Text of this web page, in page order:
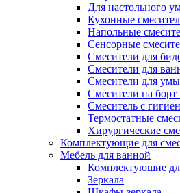
Для настольного
Кухонные
Напольные
Сенсорные
Смесители для
Смесители для
Смесители для
Смесители на
Смеситель с
Термостатные
Хирургические
Комплектующие для
Мебель для ванной
Комплектуюшие
Зеркала